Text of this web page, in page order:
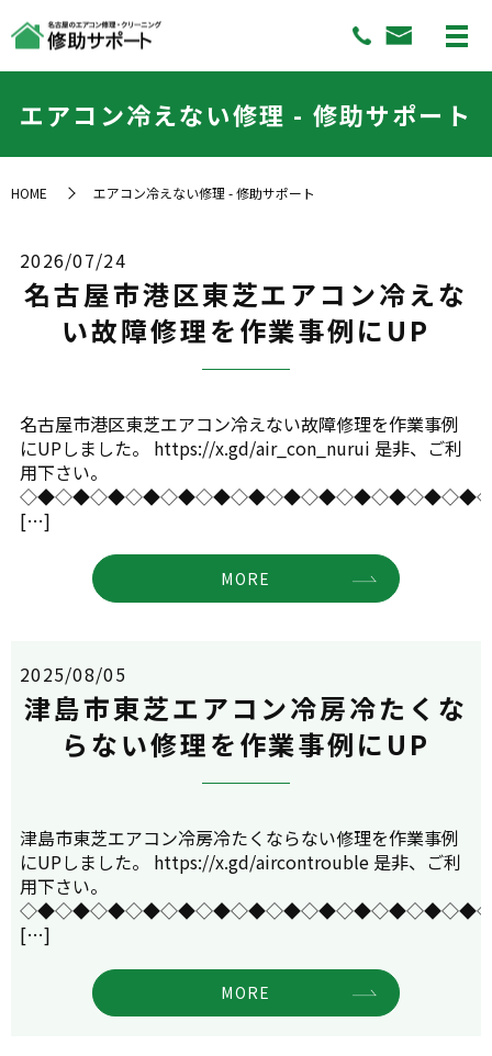
エアコン冷えない修理 - 修助サポート
HOME エアコン冷えない修理 - 修助サポート
2026/07/24
名古屋市港区東芝エアコン冷えな
い故障修理を作業事例にUP
名古屋市港区東芝エアコン冷えない故障修理を作業事例
にUPしました。 https://x.gd/air_con_nurui 是非、ご利
用下さい。
[…]
MORE
2025/08/05
津島市東芝エアコン冷房冷たくな
らない修理を作業事例にUP
津島市東芝エアコン冷房冷たくならない修理を作業事例
にUPしました。 https://x.gd/aircontrouble 是非、ご利
用下さい。
[…]
MORE